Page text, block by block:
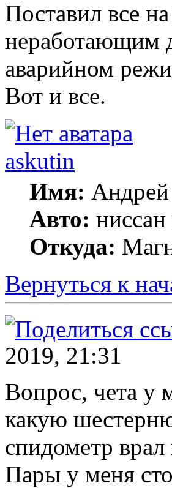
Поставил все
неработающим
аварийном
Вот и все.
askutin
Имя: Андрей
Авто:
Откуда:
Вернуться к
2019, 21:31
Вопрос, чета у
какую
спидометр
Пары у меня